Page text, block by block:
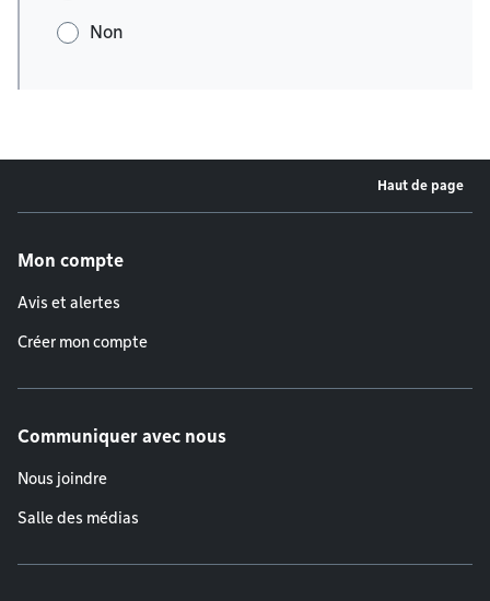
Non
Haut de page
Mon compte
Avis et alertes
Créer mon compte
Communiquer avec nous
Nous joindre
Salle des médias